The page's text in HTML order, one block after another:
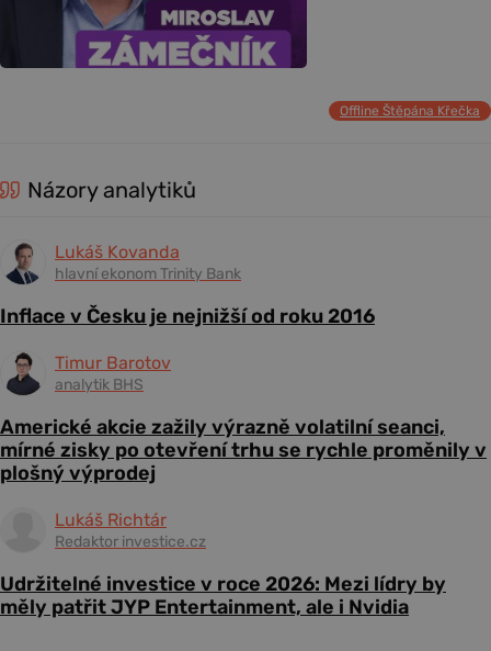
Offline Štěpána Křečka
Názory analytiků
Lukáš Kovanda
hlavní ekonom Trinity Bank
Inflace v Česku je nejnižší od roku 2016
Timur Barotov
analytik BHS
Americké akcie zažily výrazně volatilní seanci,
mírné zisky po otevření trhu se rychle proměnily v
plošný výprodej
Lukáš Richtár
Redaktor investice.cz
Udržitelné investice v roce 2026: Mezi lídry by
měly patřit JYP Entertainment, ale i Nvidia